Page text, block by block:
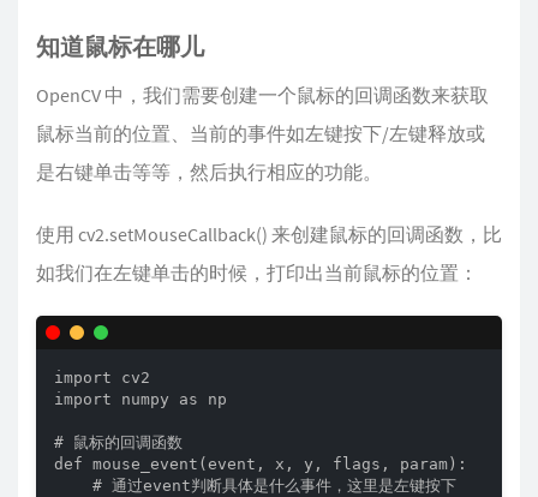
知道鼠标在哪儿
OpenCV 中，我们需要创建一个鼠标的回调函数来获取
鼠标当前的位置、当前的事件如左键按下/左键释放或
是右键单击等等，然后执行相应的功能。
使用 cv2.setMouseCallback() 来创建鼠标的回调函数，比
如我们在左键单击的时候，打印出当前鼠标的位置：
import cv2
import numpy as np
# 鼠标的回调函数
def mouse_event(event, x, y, flags, param):
    # 通过event判断具体是什么事件，这里是左键按下